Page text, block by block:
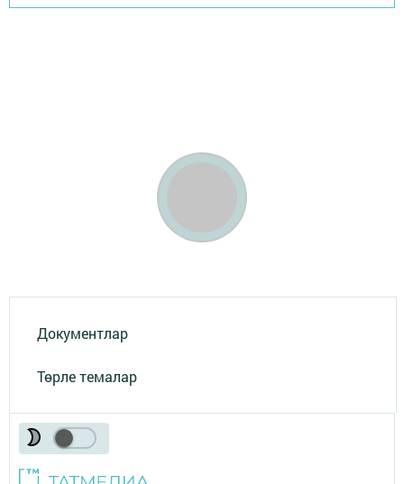
Документлар
Төрле темалар